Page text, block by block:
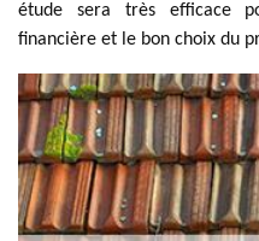
étude sera très efficace
financière et le bon choix du